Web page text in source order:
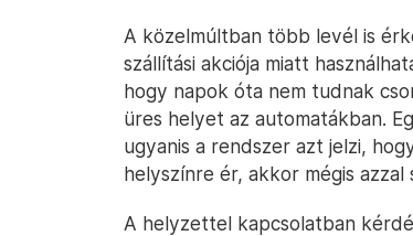
A közelmúltban több levél is
szállítási akciója miatt
hogy napok óta nem tudnak
üres helyet az automatákban.
ugyanis a rendszer azt jelzi,
helyszínre ér, akkor mégis
A helyzettel kapcsolatban